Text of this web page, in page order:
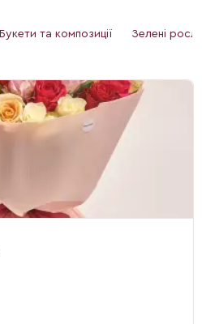
Букети та композиції Зелені